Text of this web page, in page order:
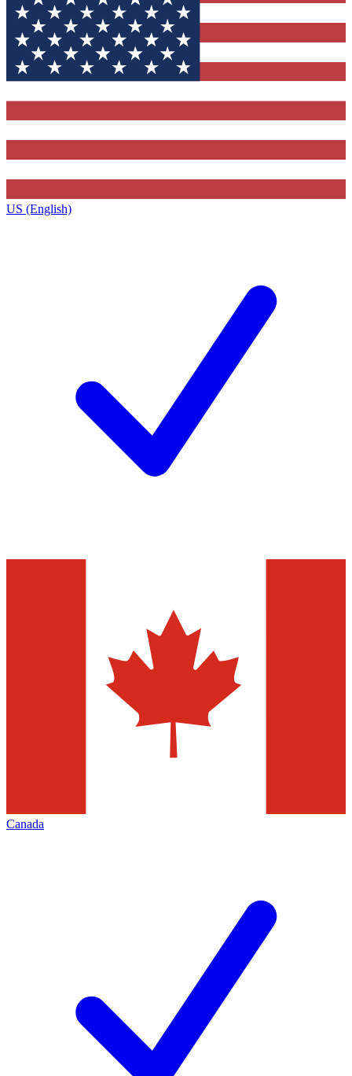
US (English)
Canada